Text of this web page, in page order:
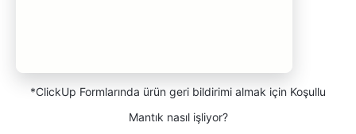
*ClickUp Formlarında ürün geri bildirimi almak için Koşullu
Mantık nasıl işliyor?